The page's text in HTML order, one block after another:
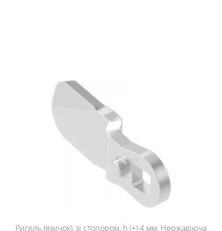
Ригель (язичок), зі стопором, h (+) 4 мм, Нержавіюча